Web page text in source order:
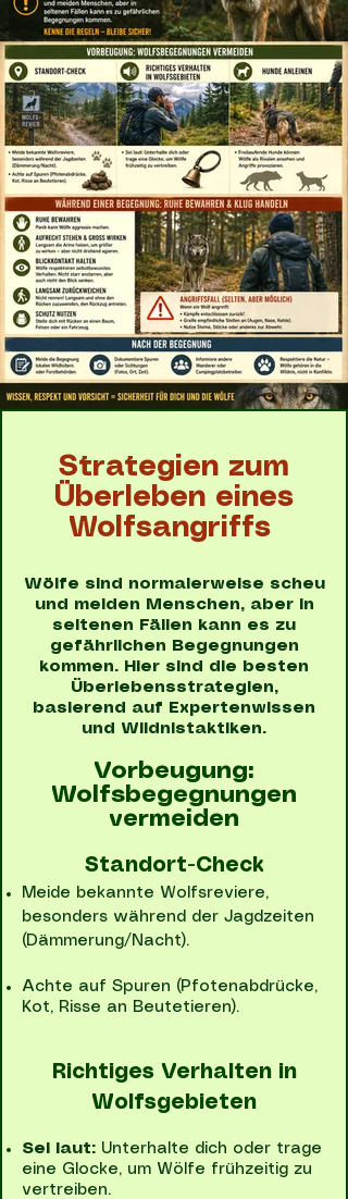
Strategien zum
Überleben eines
Wolfsangriffs
Wölfe sind normalerweise scheu
und meiden Menschen, aber in
seltenen Fällen kann es zu
gefährlichen Begegnungen
kommen. Hier sind die besten
Überlebensstrategien,
basierend auf Expertenwissen
und Wildnistaktiken.
Vorbeugung:
Wolfsbegegnungen
vermeiden
Standort-Check
Meide bekannte Wolfsreviere,
besonders während der Jagdzeiten
(Dämmerung/Nacht).
Achte auf Spuren (Pfotenabdrücke,
Kot, Risse an Beutetieren).
Richtiges Verhalten in
Wolfsgebieten
Sei laut: Unterhalte dich oder trage
eine Glocke, um Wölfe frühzeitig zu
vertreiben.